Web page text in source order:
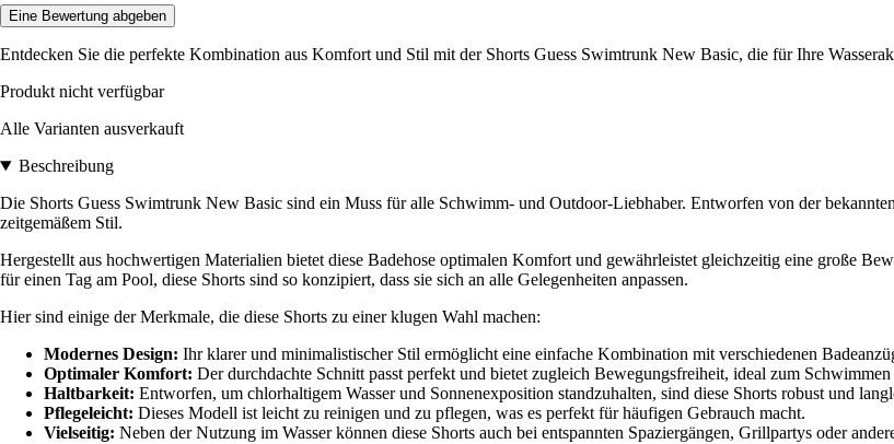
Eine Bewertung abgeben
Entdecken Sie die perfekte Kombination aus Komfort und Stil mit der Shorts Guess Swimtrunk New Basic, die für Ihre
Produkt nicht verfügbar
Alle Varianten ausverkauft
Beschreibung
Die Shorts Guess Swimtrunk New Basic sind ein Muss für alle Schwimm- und Outdoor-Liebhaber. Entworfen von der
zeitgemäßem Stil.
Hergestellt aus hochwertigen Materialien bietet diese Badehose optimalen Komfort und gewährleistet gleichzeitig eine große
für einen Tag am Pool, diese Shorts sind so konzipiert, dass sie sich an alle Gelegenheiten anpassen.
Hier sind einige der Merkmale, die diese Shorts zu einer klugen Wahl machen:
Modernes Design: Ihr klarer und minimalistischer Stil ermöglicht eine einfache Kombination mit verschiedenen
Optimaler Komfort: Der durchdachte Schnitt passt perfekt und bietet zugleich Bewegungsfreiheit, ideal zum
Haltbarkeit: Entworfen, um chlorhaltigem Wasser und Sonnenexposition standzuhalten, sind diese Shorts robust und
Pflegeleicht: Dieses Modell ist leicht zu reinigen und zu pflegen, was es perfekt für häufigen Gebrauch macht.
Vielseitig: Neben der Nutzung im Wasser können diese Shorts auch bei entspannten Spaziergängen, Grillpartys oder